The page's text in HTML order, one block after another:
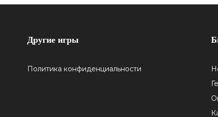
Другие игры
Политика конфиденциальности